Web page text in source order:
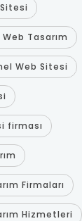
Tasarım
Web Sitesi
firması
Firmaları
Hizmetleri